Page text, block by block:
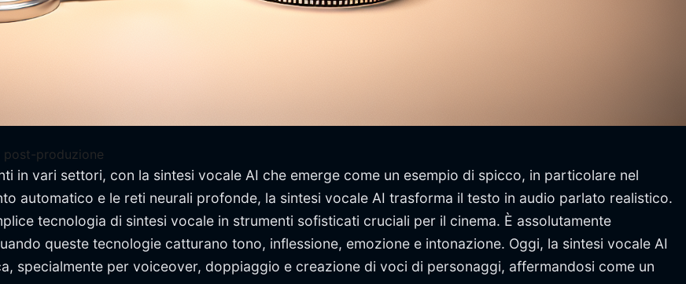
post-produzione
in vari settori, con la sintesi vocale AI che emerge come un esempio di spicco, in particolare nel
automatico e le reti neurali profonde, la sintesi vocale AI trasforma il testo in audio parlato realistico.
tecnologia di sintesi vocale in strumenti sofisticati cruciali per il cinema. È assolutamente
queste tecnologie catturano tono, inflessione, emozione e intonazione. Oggi, la sintesi vocale AI
specialmente per voiceover, doppiaggio e creazione di voci di personaggi, affermandosi come un